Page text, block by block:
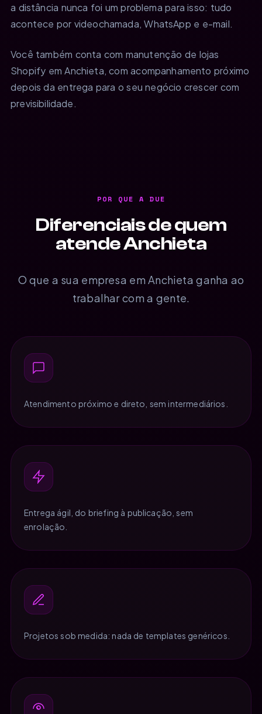
a distância nunca foi um problema para isso: tudo
acontece por videochamada, WhatsApp e e-mail.
Você também conta com manutenção de lojas
Shopify em Anchieta, com acompanhamento próximo
depois da entrega para o seu negócio crescer com
previsibilidade.
POR QUE A DUE
Diferenciais de quem
atende Anchieta
O que a sua empresa em Anchieta ganha ao
trabalhar com a gente.
Atendimento próximo e direto, sem intermediários.
Entrega ágil, do briefing à publicação, sem
enrolação.
Projetos sob medida: nada de templates genéricos.